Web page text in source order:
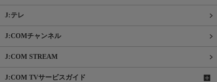
J:テレ
J:COMチャンネル
J:COM STREAM
J:COM TVサービスガイド